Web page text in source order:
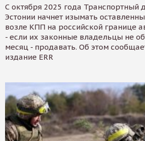
С октября 2025 года Транспортный
Эстонии начнет изымать
возле КПП на российской границе
- если их законные владельцы не
месяц - продавать. Об этом
издание ERR